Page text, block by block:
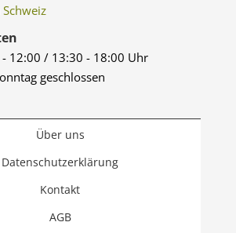
- 12:00 / 13:30 - 18:00 Uhr
geschlossen
Über uns
Datenschutzerklärung
Kontakt
AGB